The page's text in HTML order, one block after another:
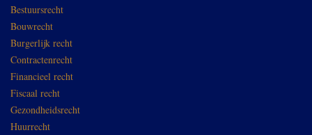
Bestuursrecht
Bouwrecht
Burgerlijk recht
Contractenrecht
Financieel recht
Fiscaal recht
Gezondheidsrecht
Huurrecht